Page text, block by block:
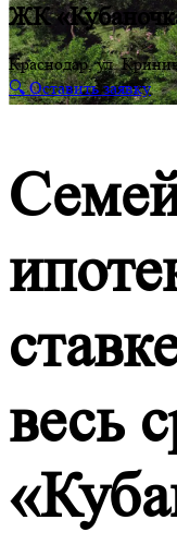
ЖК
Краснодар, ул.
🔍 Оставить заявку
весь